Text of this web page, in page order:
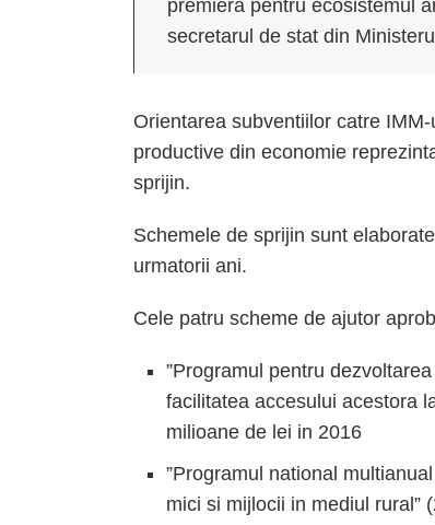
premiera pentru ecosistemul
secretarul de stat din
Orientarea subventiilor catre
productive din economie
sprijin.
Schemele de sprijin sunt
urmatorii ani.
Cele patru scheme de ajutor
”Programul pentru
facilitatea accesului acestora
milioane de lei in 2016
”Programul national
mici si mijlocii in mediul rural”